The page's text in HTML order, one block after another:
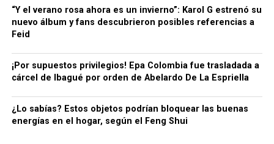
“Y el verano rosa ahora es un invierno”: Karol G estrenó su
nuevo álbum y fans descubrieron posibles referencias a
Feid
¡Por supuestos privilegios! Epa Colombia fue trasladada a
cárcel de Ibagué por orden de Abelardo De La Espriella
¿Lo sabías? Estos objetos podrían bloquear las buenas
energías en el hogar, según el Feng Shui